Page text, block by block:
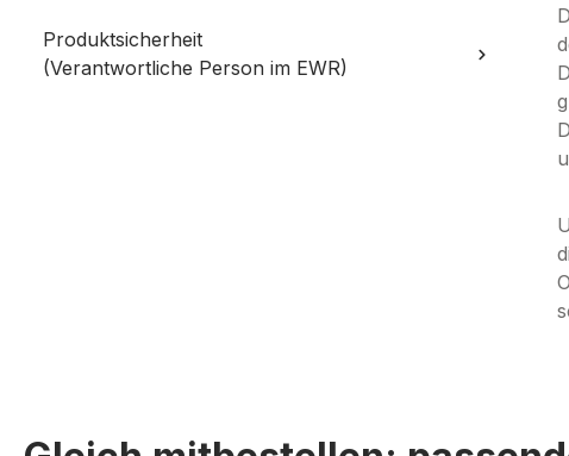
Produktsicherheit
(Verantwortliche Person im EWR)